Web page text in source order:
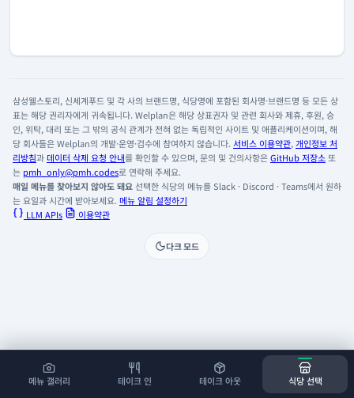
메뉴 갤러리 테이크 인 테이크 아웃 식당 선택
삼성웰스토리, 신세계푸드 및 각 사의 브랜드명, 식당명에 포함된 회사명·브랜드명 등 모든 상
표는 해당 권리자에게 귀속됩니다. Welplan은 해당 상표권자 및 관련 회사와 제휴, 후원, 승
인, 위탁, 대리 또는 그 밖의 공식 관계가 전혀 없는 독립적인 사이트 및 애플리케이션이며, 해
당 회사들은 Welplan의 개발·운영·검수에 참여하지 않습니다. 서비스 이용약관, 개인정보 처
리방침과데이터 삭제 요청 안내를 확인할 수 있으며, 문의 및 건의사항은GitHub 저장소 또
는 pmh_only@pmh.codes로 연락해 주세요.
매일 메뉴를 찾아보지 않아도 돼요선택한 식당의 메뉴를 Slack · Discord · Teams에서 원하
는 요일과 시간에 받아보세요. 메뉴 알림 설정하기
LLM APIs
이용약관
다크 모드